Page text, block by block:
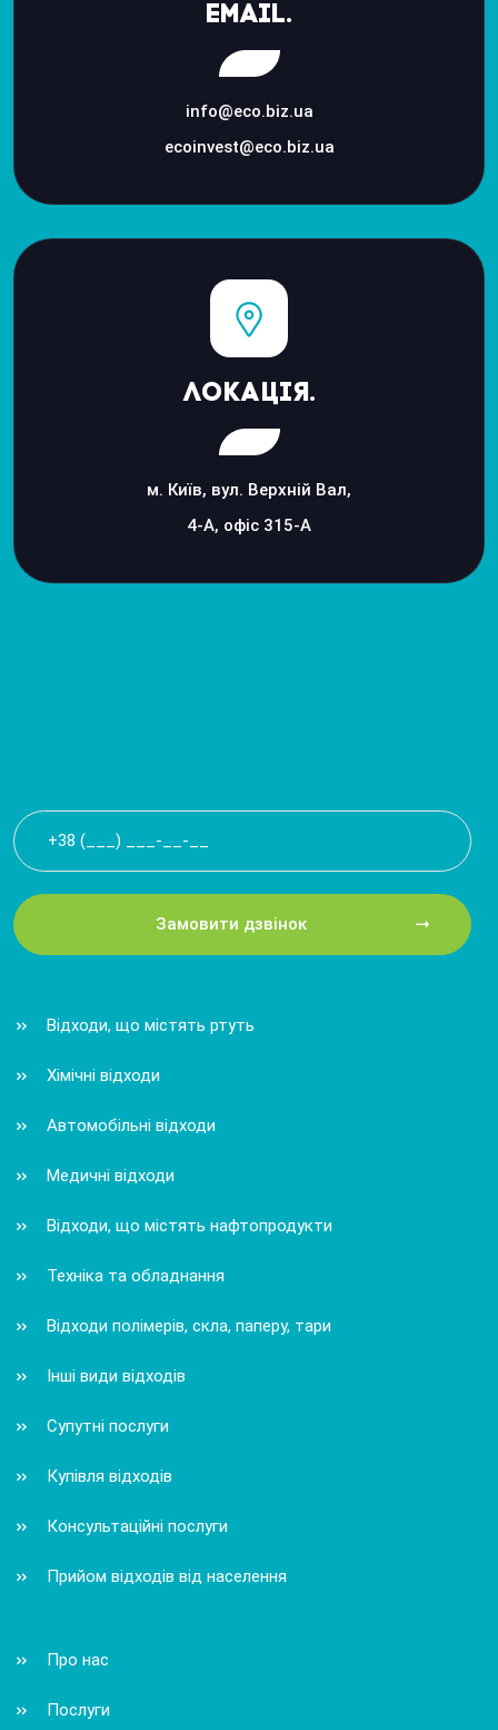
Email.
info@eco.biz.ua
ecoinvest@eco.biz.ua
Локація.
м. Київ, вул. Верхній Вал,
4-А, офіс 315-А
Замовити дзвінок
Відходи, що містять ртуть
Хімічні відходи
Автомобільні відходи
Медичні відходи
Відходи, що містять нафтопродукти
Техніка та обладнання
Відходи полімерів, скла, паперу, тари
Інші види відходів
Супутні послуги
Купівля відходів
Консультаційні послуги
Прийом відходів від населення
Про нас
Послуги